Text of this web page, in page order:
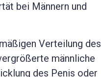
bei Männern und
Verteilung des
männliche
des Penis oder